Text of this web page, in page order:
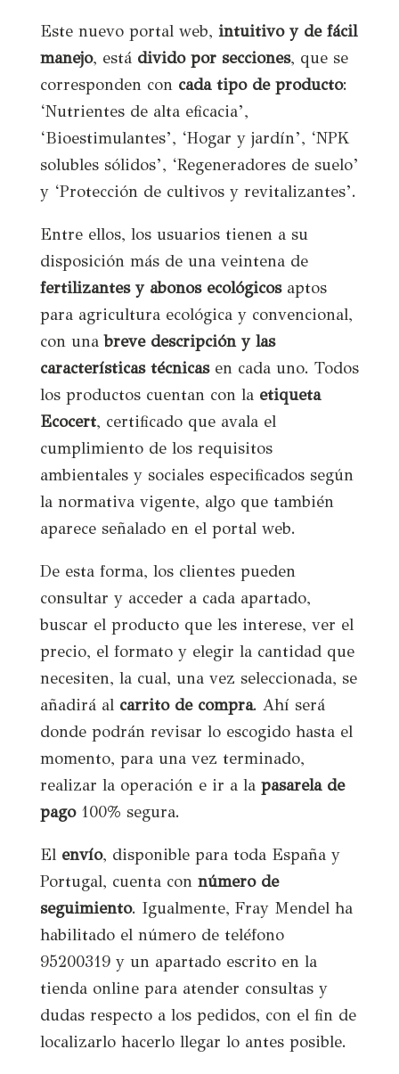
Este nuevo portal web, intuitivo y de fácil
manejo, está divido por secciones, que se
corresponden concada tipo de producto:
‘Nutrientes de alta eficacia’,
‘Bioestimulantes’, ‘Hogar y jardín’, ‘NPK
solubles sólidos’, ‘Regeneradores de suelo’
y ‘Protección de cultivos y revitalizantes’.
Entre ellos, los usuarios tienen a su
disposición más de una veintena de
fertilizantes y abonos ecológicosaptos
para agricultura ecológica y convencional,
con unabreve descripción y las
características técnicasen cada uno. Todos
los productos cuentan con la etiqueta
Ecocert, certificado que avala el
cumplimiento de los requisitos
ambientales y sociales especificados según
la normativa vigente, algo que también
aparece señalado en el portal web.
De esta forma, los clientes pueden
consultar y acceder a cada apartado,
buscar el producto que les interese, ver el
precio, el formato y elegir la cantidad que
necesiten, la cual, una vez seleccionada, se
añadirá alcarrito de compra. Ahí será
donde podrán revisar lo escogido hasta el
momento, para una vez terminado,
realizar la operación e ir a la pasarela de
pago 100% segura.
El envío, disponible para toda España y
Portugal, cuenta connúmero de
seguimiento. Igualmente, Fray Mendel ha
habilitado el número de teléfono
95200319 y un apartado escrito en la
tienda online para atender consultas y
dudas respecto a los pedidos, con el fin de
localizarlo hacerlo llegar lo antes posible.